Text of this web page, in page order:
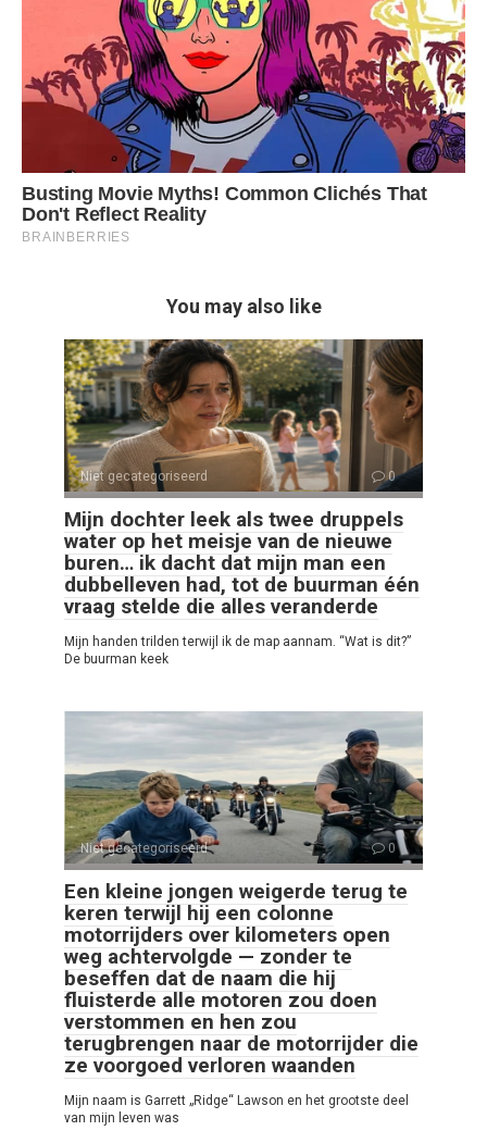
You may also like
Niet gecategoriseerd 0
Mijn dochter leek als twee druppels
water op het meisje van de nieuwe
buren… ik dacht dat mijn man een
dubbelleven had, tot de buurman één
vraag stelde die alles veranderde
Mijn handen trilden terwijl ik de map aannam. “Wat is dit?”
De buurman keek
Niet gecategoriseerd 0
Een kleine jongen weigerde terug te
keren terwijl hij een colonne
motorrijders over kilometers open
weg achtervolgde — zonder te
beseffen dat de naam die hij
fluisterde alle motoren zou doen
verstommen en hen zou
terugbrengen naar de motorrijder die
ze voorgoed verloren waanden
Mijn naam is Garrett „Ridge“ Lawson en het grootste deel
van mijn leven was